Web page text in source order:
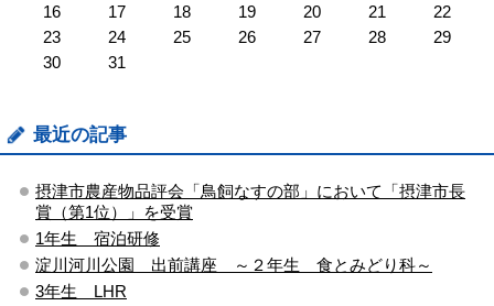
16
17 18 19 20 21
22
23
24 25 26 27 28
29
30
31
最近の記事
摂津市農産物品評会「鳥飼なすの部」において「摂津市長
賞（第1位）」を受賞
1年生 宿泊研修
淀川河川公園 出前講座 ～２年生 食とみどり科～
3年生 LHR